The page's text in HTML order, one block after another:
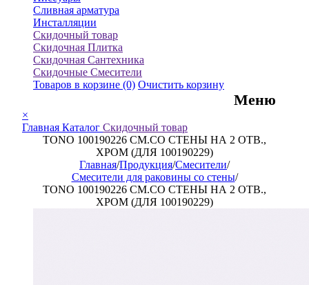
Сливная арматура
Инсталляции
Скидочный товар
Скидочная Плитка
Скидочная Сантехника
Скидочные Смесители
Товаров в корзине (0) Очистить корзину
Меню
×
Главная Каталог Скидочный товар
TONO 100190226 СМ.СО СТЕНЫ НА 2 ОТВ.,
ХРОМ (ДЛЯ 100190229)
Главная/Продукция/Смесители/
Смесители для раковины со стены/
TONO 100190226 СМ.СО СТЕНЫ НА 2 ОТВ.,
ХРОМ (ДЛЯ 100190229)